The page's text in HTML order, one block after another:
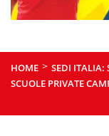
HOME > SEDI ITALIA:
SCUOLE PRIVATE